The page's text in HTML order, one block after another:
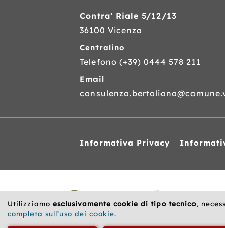
Utilizziamo esclusivamente cookie di tipo tecnico,
completa sull’uso dei cookie.
Contra’ Riale 5/12/13
36100 Vicenza
Centralino
Telefono (+39) 0444 578 211
Email
Informativa Privacy
web
correlati